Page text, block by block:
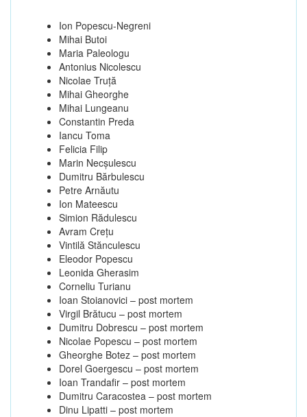
Ion Popescu-Negreni
Mihai Butoi
Maria Paleologu
Antonius Nicolescu
Nicolae Truţă
Mihai Gheorghe
Mihai Lungeanu
Constantin Preda
Iancu Toma
Felicia Filip
Marin Necşulescu
Dumitru Bărbulescu
Petre Arnăutu
Ion Mateescu
Simion Rădulescu
Avram Creţu
Vintilă Stănculescu
Eleodor Popescu
Leonida Gherasim
Corneliu Turianu
Ioan Stoianovici – post mortem
Virgil Brătucu – post mortem
Dumitru Dobrescu – post mortem
Nicolae Popescu – post mortem
Gheorghe Botez – post mortem
Dorel Goergescu – post mortem
Ioan Trandafir – post mortem
Dumitru Caracostea – post mortem
Dinu Lipatti – post mortem